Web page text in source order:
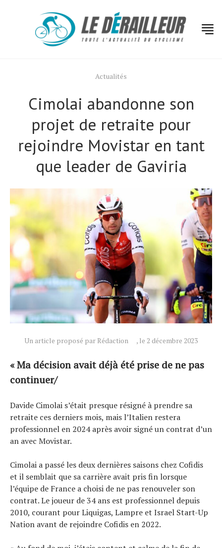
Actualités
Cimolai abandonne son
projet de retraite pour
rejoindre Movistar en tant
que leader de Gaviria
Un article proposé par Rédaction , le 2 décembre 2023
« Ma décision avait déjà été prise de ne pas
continuer/
Davide Cimolai s’était presque résigné à prendre sa
retraite ces derniers mois, mais l’Italien restera
professionnel en 2024 après avoir signé un contrat d’un
an avec Movistar.
Cimolai a passé les deux dernières saisons chez Cofidis
et il semblait que sa carrière avait pris fin lorsque
l’équipe de France a choisi de ne pas renouveler son
contrat. Le joueur de 34 ans est professionnel depuis
2010, courant pour Liquigas, Lampre et Israel Start-Up
Nation avant de rejoindre Cofidis en 2022.
Actualités
Technologies
Tests de produits
Tendances
Tous nos articles